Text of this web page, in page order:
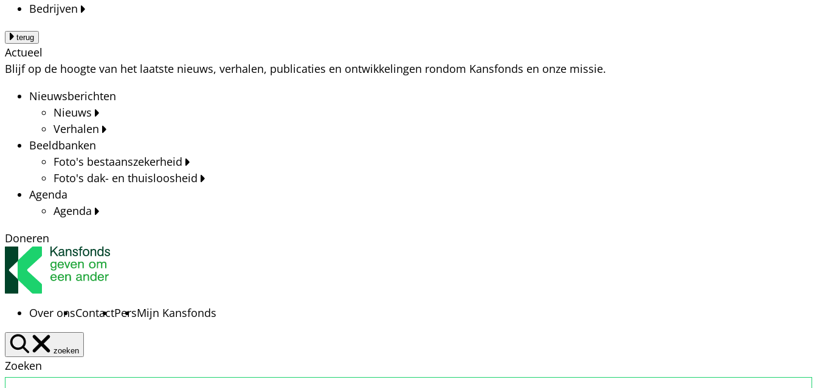
Bedrijven
terug
Actueel
Blijf op de hoogte van het laatste nieuws, verhalen, publicaties en ontwikkelingen rondom Kansfonds en onze missie.
Nieuwsberichten
Nieuws
Verhalen
Beeldbanken
Foto's bestaanszekerheid
Foto's dak- en thuisloosheid
Agenda
Agenda
Doneren
Over onsContactPersMijn Kansfonds
zoeken
Zoeken